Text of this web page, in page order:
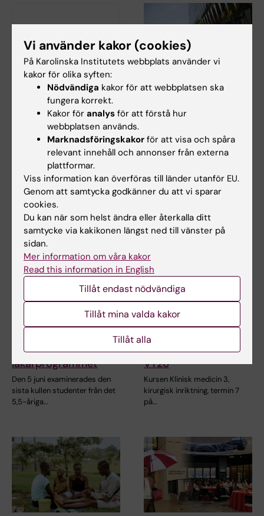
17 jun 2026
Nu går "sista kullen"
från gamla
läkarprogrammet ut i
yrkeslivet
När Gottfrid Rehnman och
hans kursare på det 5,5-åriga
läkarprogrammet går…
17 jun 2026
framgångar förs
vidare till det nya
läkarprogrammet
sista kullen studenter från det
5,5-åriga…
Pedagogiska
vidare till det nya
läkarprogrammet
Den 5 juni examinerades den
sista kullen studenter från det
5,5-åriga…
Kursavslutning på
Klinisk medicin –
inriktning kirurgi
VT26
Kursen Klinisk medicin 3,
kirurgisk inriktning, termin 7
på…
Vi använder kakor (cookies)
På Karolinska Institutets webbplats använder vi
kakor för olika syften:
Nödvändiga kakor för att webbplatsen ska
fungera korrekt.
Kakor för analys för att förstå hur
webbplatsen används.
Marknadsföringskakor för att visa och spåra
relevant innehåll och annonser från externa
plattformar.
Viss information kan överföras till länder utanför EU.
Genom att samtycka godkänner du att vi sparar
cookies.
Du kan när som helst ändra eller återkalla ditt
samtycke via kakikonen längst ned till vänster på
sidan.
Mer information om våra kakor
Read this information in English
Tillåt endast nödvändiga
Tillåt mina valda kakor
Tillåt alla